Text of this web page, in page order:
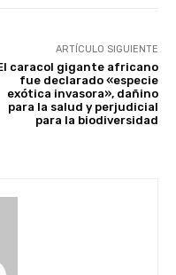
ARTÍCULO SIGUIENTE
caracol gigante africano
fue declarado «especie
exótica invasora», dañino
para la salud y perjudicial
para la biodiversidad